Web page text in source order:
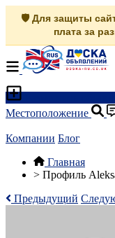
🛡️ Для защиты
плата за
Местоположение
Компании Блог
Главная
> Профиль
Предыдущий